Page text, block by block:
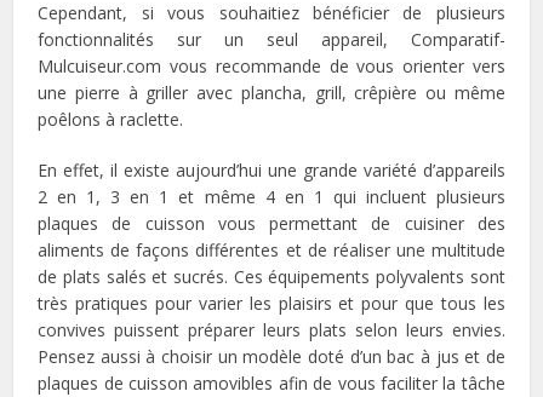
Cependant, si vous souhaitiez bénéficier de plusieurs
fonctionnalités sur un seul appareil, Comparatif-
Mulcuiseur.com vous recommande de vous orienter vers
une pierre à griller avec plancha, grill, crêpière ou même
poêlons à raclette.
En effet, il existe aujourd’hui une grande variété d’appareils
2 en 1, 3 en 1 et même 4 en 1 qui incluent plusieurs
plaques de cuisson vous permettant de cuisiner des
aliments de façons différentes et de réaliser une multitude
de plats salés et sucrés. Ces équipements polyvalents sont
très pratiques pour varier les plaisirs et pour que tous les
convives puissent préparer leurs plats selon leurs envies.
Pensez aussi à choisir un modèle doté d’un bac à jus et de
plaques de cuisson amovibles afin de vous faciliter la tâche